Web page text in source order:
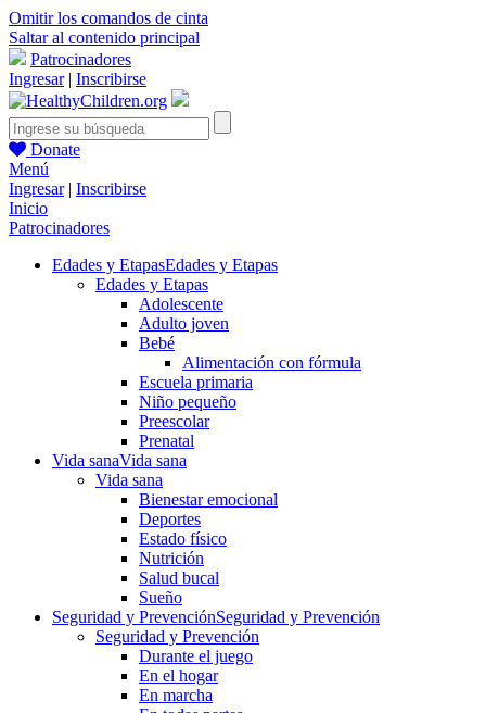
Omitir los comandos de cinta
Saltar al contenido principal
Patrocinadores
Ingresar| Inscribirse
Donate
Menú
Ingresar| Inscribirse
Inicio
Patrocinadores
Edades y EtapasEdades y Etapas
Edades y Etapas
Adolescente
Adulto joven
Bebé
Alimentación con fórmula
Escuela primaria
Niño pequeño
Preescolar
Prenatal
Vida sanaVida sana
Vida sana
Bienestar emocional
Deportes
Estado físico
Nutrición
Salud bucal
Sueño
Seguridad y PrevenciónSeguridad y Prevención
Seguridad y Prevención
Durante el juego
En el hogar
En marcha